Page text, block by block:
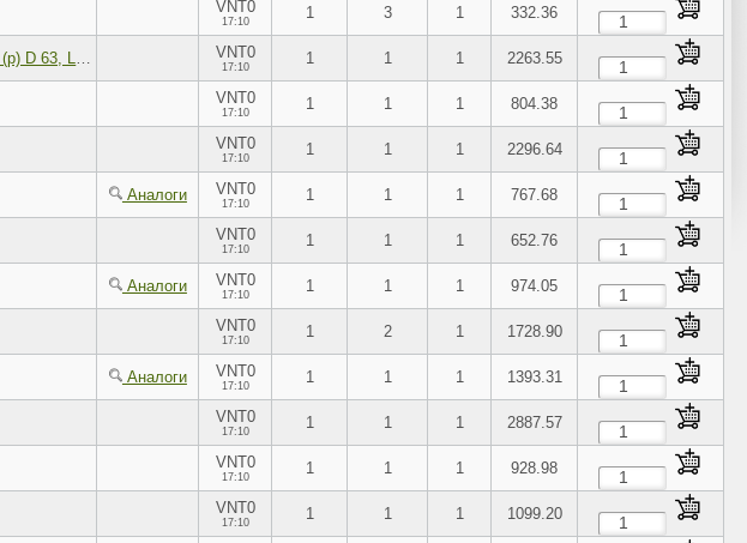
VNT0
17:10 1 3 1 332.36
DY71813-U_патрубок радиатора (р) D 63, L 254 нижний, к двиг.1 изгиб 90грINTERN 9400 VNT0
17:10 1 1 1 2263.55
VNT0
17:10 1 1 1 804.38
VNT0
17:10 1 1 1 2296.64
Аналоги VNT0
17:10 1 1 1 767.68
VNT0
17:10 1 1 1 652.76
Аналоги VNT0
17:10 1 1 1 974.05
VNT0
17:10 1 2 1 1728.90
Аналоги VNT0
17:10 1 1 1 1393.31
VNT0
17:10 1 1 1 2887.57
VNT0
17:10 1 1 1 928.98
VNT0
17:10 1 1 1 1099.20